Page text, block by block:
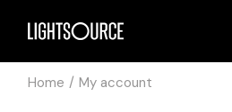
Home My account